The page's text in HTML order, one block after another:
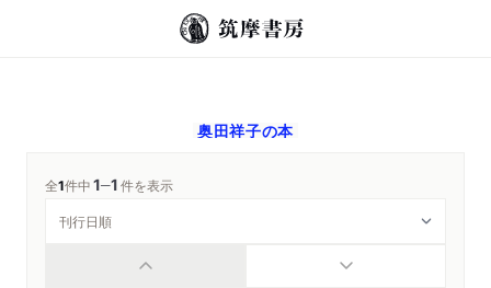
奥田祥子の本
全1件中1─1件を表示